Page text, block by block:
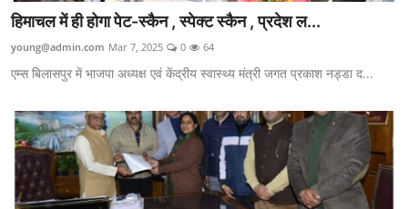
हिमाचल में ही होगा पेट-स्कैन , स्पेक्ट स्कैन , प्रदेश ल...
young@admin.com Mar 7, 2025 0 64
एम्स बिलासपुर में भाजपा अध्यक्ष एवं केंद्रीय स्वास्थ्य मंत्री जगत प्रकाश नड्डा द...